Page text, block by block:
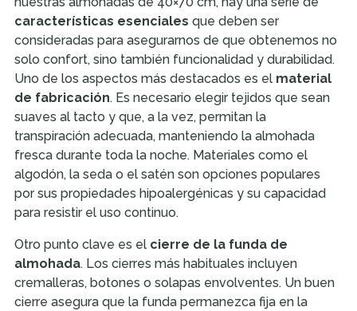
características esenciales que deben ser
consideradas para asegurarnos de que obtenemos no
solo confort, sino también funcionalidad y durabilidad.
Uno de los aspectos más destacados es el material
de fabricación. Es necesario elegir tejidos que sean
suaves al tacto y que, a la vez, permitan la
transpiración adecuada, manteniendo la almohada
fresca durante toda la noche. Materiales como el
algodón, la seda o el satén son opciones populares
por sus propiedades hipoalergénicas y su capacidad
para resistir el uso continuo.
Otro punto clave es el cierre de la funda de
almohada. Los cierres más habituales incluyen
cremalleras, botones o solapas envolventes. Un buen
cierre asegura que la funda permanezca fija en la